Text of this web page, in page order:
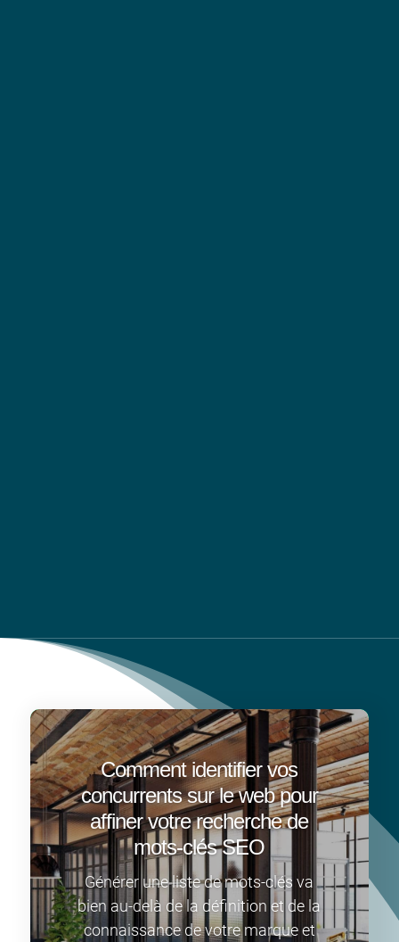
Comment identifier vos
concurrents sur le web pour
affiner votre recherche de
mots-clés SEO
Générer une liste de mots-clés va
bien au-delà de la définition et de la
connaissance de votre marque et